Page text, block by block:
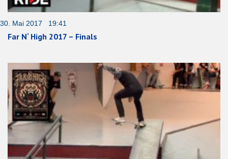
30. Mai 2017 19:41
Far N‘ High 2017 – Finals